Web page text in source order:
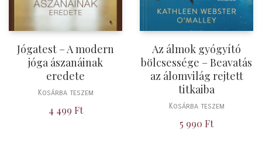
Jógatest – A modern
jóga ászanáinak
eredete
Kosárba teszem
4 499 Ft
Az álmok gyógyító
bölcsessége – Beavatás
az álomvilág rejtett
titkaiba
Kosárba teszem
5 990 Ft